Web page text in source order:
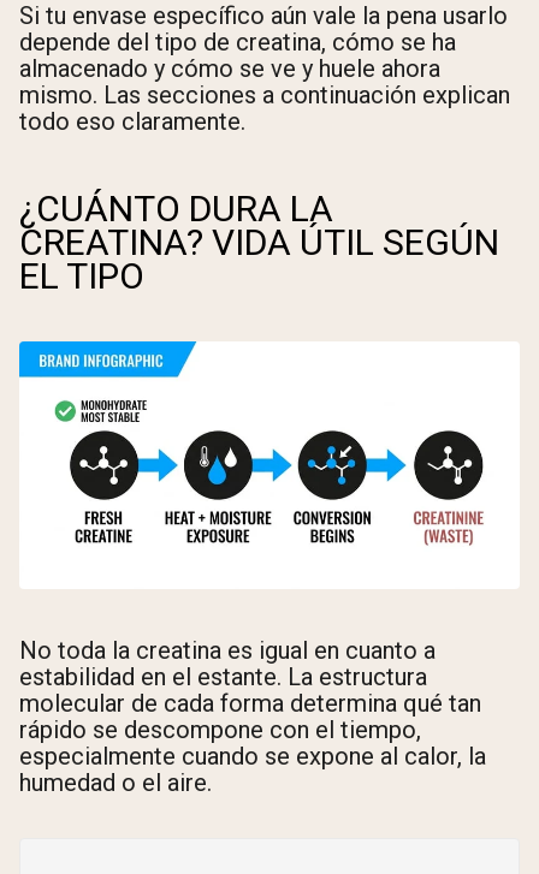
Si tu envase específico aún vale la pena usarlo
depende del tipo de creatina, cómo se ha
almacenado y cómo se ve y huele ahora
mismo. Las secciones a continuación explican
todo eso claramente.
¿CUÁNTO DURA LA
CREATINA? VIDA ÚTIL SEGÚN
EL TIPO
No toda la creatina es igual en cuanto a
estabilidad en el estante. La estructura
molecular de cada forma determina qué tan
rápido se descompone con el tiempo,
especialmente cuando se expone al calor, la
humedad o el aire.